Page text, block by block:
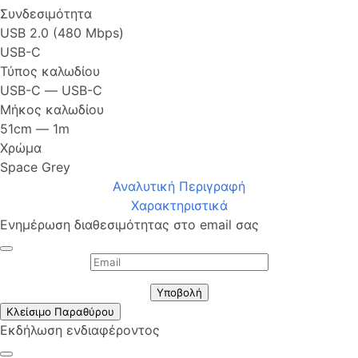
Συνδεσιμότητα
USB 2.0 (480 Mbps)
USB-C
Τύπος καλωδίου
USB-C ― USB-C
Μήκος καλωδίου
51cm ― 1m
Χρώμα
Space Grey
Αναλυτική Περιγραφή
Χαρακτηριστικά
Ενημέρωση διαθεσιμότητας στο email σας
Υποβολή
Κλείσιμο Παραθύρου
Εκδήλωση ενδιαφέροντος